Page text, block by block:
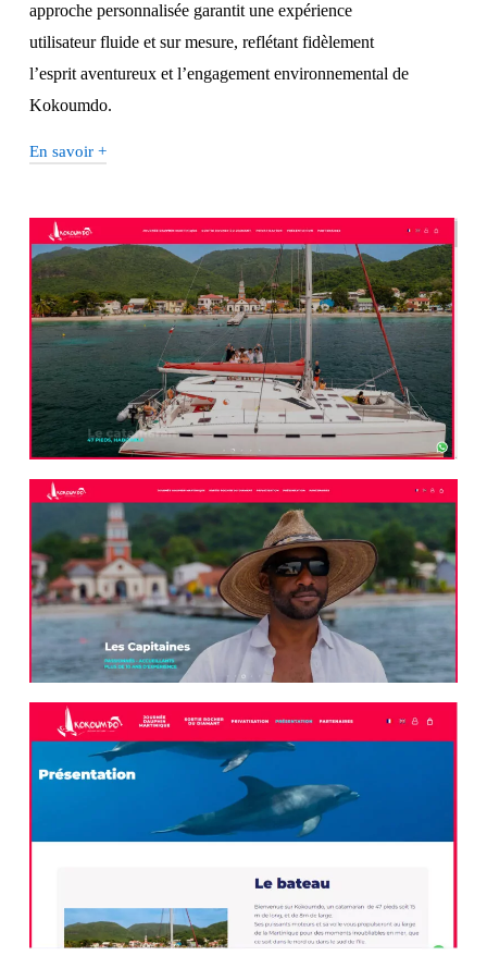
approche personnalisée garantit une expérience
utilisateur fluide et sur mesure, reflétant fidèlement
l’esprit aventureux et l’engagement environnemental de
Kokoumdo.
En savoir +
pour les entreprises de tourisme et de loisirs ?
La présence en ligne est devenue essentielle pour les
entreprises de tourisme et de loisirs, car elle sert de vitrine
principale pour atteindre un public mondial. À l’ère du
numérique, la majorité des consommateurs se tournent
vers Internet pour planifier leurs voyages et activités. Un
site web bien conçu offre une visibilité accrue, permettant
concurrentiel. Il sert également de plateforme informative
où les clients peuvent découvrir des offres, lire des avis, et
obtenir des informations essentielles, améliorant ainsi leur
expérience de planification.
De plus, la réservation en ligne simplifie le processus
d’achat, augmentant la commodité pour les clients et la
probabilité de ventes pour l’entreprise. La présence en
ligne permet aussi d’engager les clients grâce à des
contenus interactifs et des médias sociaux, renforçant la
fidélité à la marque. Enfin, elle offre des opportunités de
marketing ciblé et d’analyse des données clients,
essentielles pour adapter les offres et stratégies
commerciales.